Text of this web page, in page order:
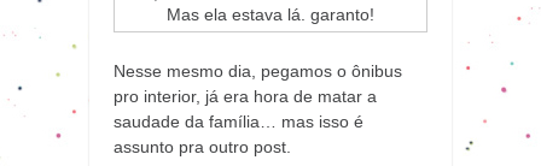
Mas ela estava lá. garanto!
Nesse mesmo dia, pegamos o ônibus
pro interior, já era hora de matar a
saudade da família… mas isso é
assunto pra outro post.